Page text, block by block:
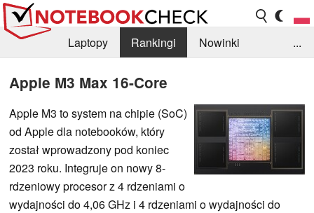
Laptopy Rankingi
Nowinki
...
Apple M3 Max 16-Core
Apple M3 to system na chipie (SoC)
od Apple dla notebooków, który
został wprowadzony pod koniec
2023 roku. Integruje on nowy 8-
rdzeniowy procesor z 4 rdzeniami o
wydajności do 4,06 GHz i 4 rdzeniami o wydajności do